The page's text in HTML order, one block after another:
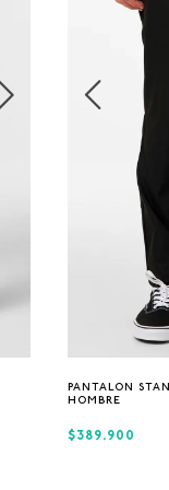
PANTALON
HOMBRE
30
$389.900